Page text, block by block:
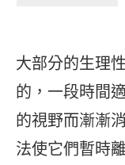
大部分的生理
的，一段時間
的視野而漸漸
法使它們暫時